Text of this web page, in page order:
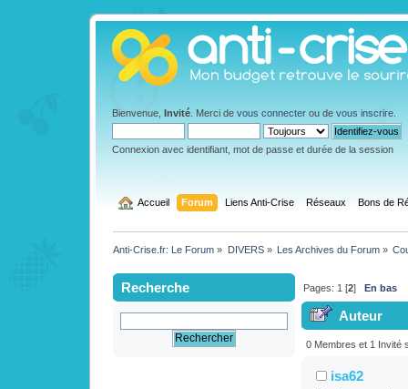
Bienvenue, Invité . Merci de vous connecter ou de vous inscrire
Connexion avec identifiant, mot de passe et durée de la session
Accueil Forum Liens Anti-Crise Réseaux Bons de
Anti-Crise.fr: Le Forum » DIVERS» Les Archives du Forum»
Recherche Pages: 1 [2]En bas
Auteur
(Lu 137187
0 Membres et 1 Invité
isa62